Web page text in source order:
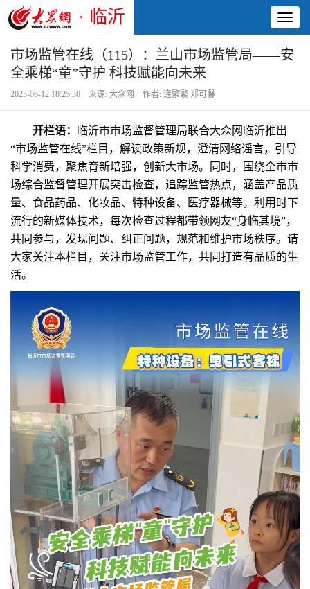
· 临沂
市场监管在线（115）：兰山市场监管局——安
全乘梯“童”守护 科技赋能向未来
2025-06-12 18:25:30 来源: 大众网 作者: 连繁繁 郑可馨
开栏语：
临沂市市场监督管理局联合大众网临沂推出
“市场监管在线”栏目，解读政策新规，澄清网络谣言，引导
科学消费，聚焦育新培强，创新大市场。同时，围绕全市市
场综合监督管理开展突击检查，追踪监管热点，涵盖产品质
量、食品药品、化妆品、特种设备、医疗器械等。利用时下
流行的新媒体技术，每次检查过程都带领网友“身临其境”，
共同参与，发现问题、纠正问题，规范和维护市场秩序。请
大家关注本栏目，关注市场监管工作，共同打造有品质的生
活。